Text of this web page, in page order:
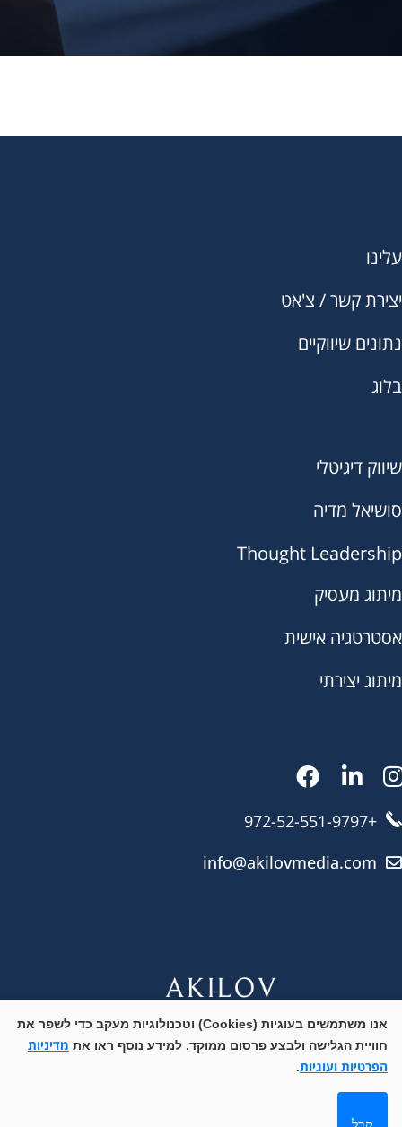
עלינו
יצירת קשר / צ'אט
נתונים שיווקיים
בלוג
שיווק דיגיטלי
סושיאל מדיה
Thought Leadership
מיתוג מעסיק
אסטרטגיה אישית
מיתוג יצירתי
+972-52-551-9797
info@akilovmedia.com
© זכויות יוצרים אקילוב מדיה בע"מ 2025. כל הזכויות
עבדו איתנו
אנו משתמשים בעוגיות (Cookies) וטכנולוגיות מעקב כדי לשפר את
חוויית הגלישה ולבצע פרסום ממוקד. למידע נוסף ראו את מדיניות
הפרטיות ועוגיות.